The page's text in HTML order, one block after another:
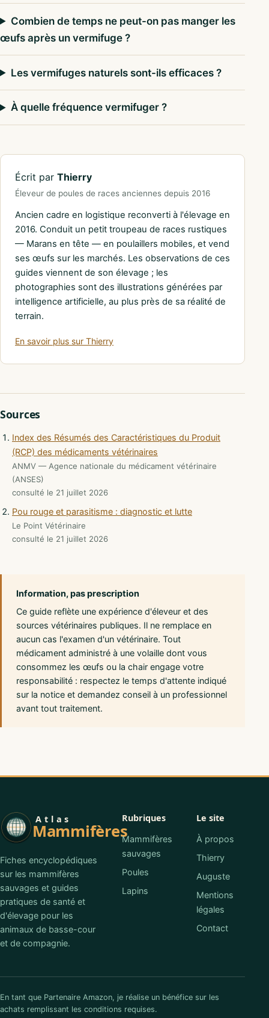
Combien de temps ne peut-on pas manger les
œufs après un vermifuge ?
Les vermifuges naturels sont-ils efficaces ?
À quelle fréquence vermifuger ?
Écrit par Thierry
Éleveur de poules de races anciennes depuis 2016
Ancien cadre en logistique reconverti à l'élevage en
2016. Conduit un petit troupeau de races rustiques
— Marans en tête — en poulaillers mobiles, et vend
ses œufs sur les marchés. Les observations de ces
guides viennent de son élevage ; les
photographies sont des illustrations générées par
intelligence artificielle, au plus près de sa réalité de
terrain.
En savoir plus sur Thierry
Sources
Index des Résumés des Caractéristiques du Produit
(RCP) des médicaments vétérinaires
ANMV — Agence nationale du médicament vétérinaire
(ANSES)
consulté le 21 juillet 2026
Pou rouge et parasitisme : diagnostic et lutte
Le Point Vétérinaire
consulté le 21 juillet 2026
Information, pas prescription
Ce guide reflète une expérience d'éleveur et des
sources vétérinaires publiques. Il ne remplace en
aucun cas l'examen d'un vétérinaire. Tout
médicament administré à une volaille dont vous
consommez les œufs ou la chair engage votre
responsabilité : respectez le temps d'attente indiqué
sur la notice et demandez conseil à un professionnel
avant tout traitement.
Atlas
Mammifères
Fiches encyclopédiques
sur les mammifères
sauvages et guides
pratiques de santé et
d'élevage pour les
animaux de basse-cour
et de compagnie.
Rubriques
Mammifères
sauvages
Poules
Lapins
Le site
À propos
Thierry
Auguste
Mentions
légales
Contact
En tant que Partenaire Amazon, je réalise un bénéfice sur les
achats remplissant les conditions requises.